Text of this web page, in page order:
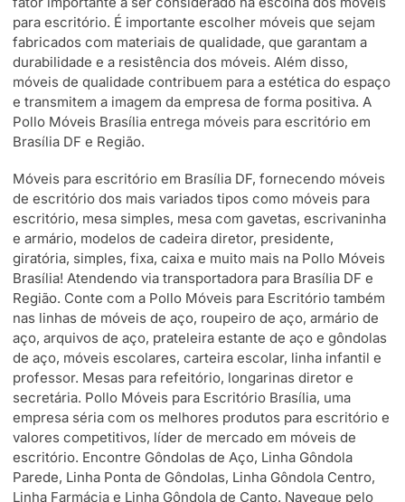
para escritório. É importante escolher móveis que sejam
fabricados com materiais de qualidade, que garantam a
durabilidade e a resistência dos móveis. Além disso,
móveis de qualidade contribuem para a estética do espaço
e transmitem a imagem da empresa de forma positiva. A
Pollo Móveis Brasília entrega móveis para escritório em
Brasília DF e Região.
Móveis para escritório em Brasília DF, fornecendo móveis
de escritório dos mais variados tipos como móveis para
escritório, mesa simples, mesa com gavetas, escrivaninha
e armário, modelos de cadeira diretor, presidente,
giratória, simples, fixa, caixa e muito mais na Pollo Móveis
Brasília! Atendendo via transportadora para Brasília DF e
Região. Conte com a Pollo Móveis para Escritório também
nas linhas de móveis de aço, roupeiro de aço, armário de
aço, arquivos de aço, prateleira estante de aço e gôndolas
de aço, móveis escolares, carteira escolar, linha infantil e
professor. Mesas para refeitório, longarinas diretor e
secretária. Pollo Móveis para Escritório Brasília, uma
empresa séria com os melhores produtos para escritório e
valores competitivos, líder de mercado em móveis de
escritório. Encontre Gôndolas de Aço, Linha Gôndola
Parede, Linha Ponta de Gôndolas, Linha Gôndola Centro,
Linha Farmácia e Linha Gôndola de Canto. Navegue pelo